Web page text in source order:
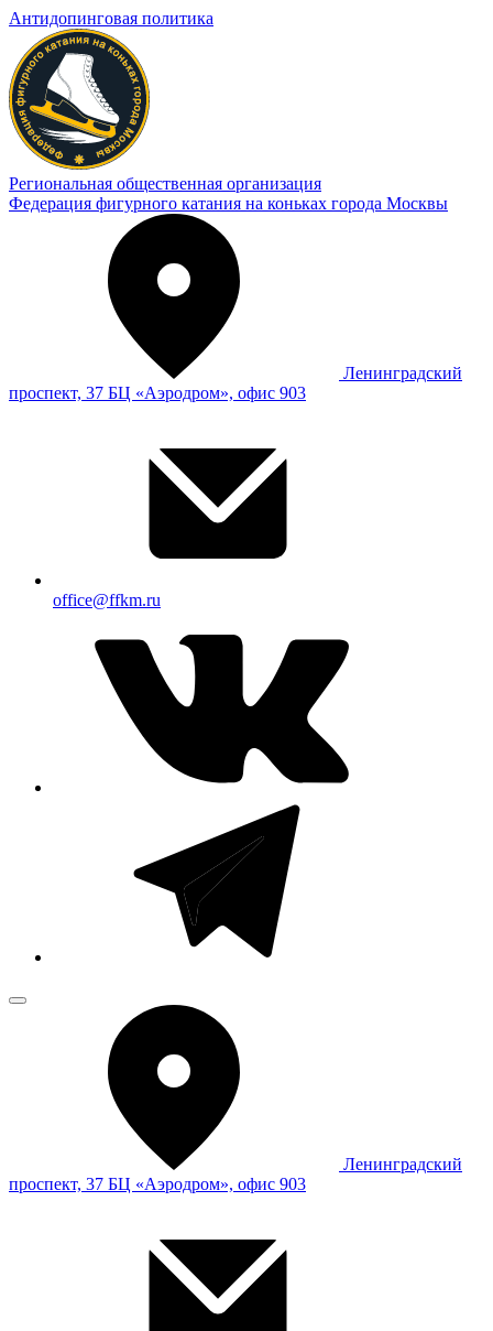
Антидопинговая политика
Региональная общественная организация
Федерация фигурного катания на коньках города Москвы
Ленинградский
проспект, 37 БЦ «Аэродром», офис 903
office@ffkm.ru
Ленинградский
проспект, 37 БЦ «Аэродром», офис 903